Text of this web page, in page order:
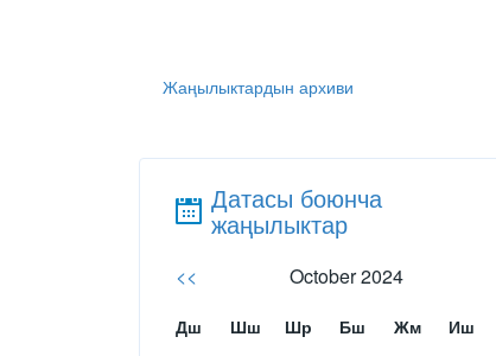
Жаңылыктардын архиви
Датасы боюнча
жаңылыктар
<< October 2024
Дш Шш Шр Бш Жм
Иш